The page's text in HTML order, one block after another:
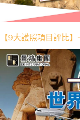
【9大護照項目評比